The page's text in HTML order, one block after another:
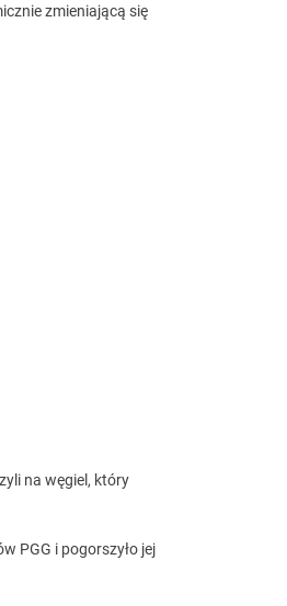
zmieniającą się
na węgiel, który
PGG i pogorszyło jej